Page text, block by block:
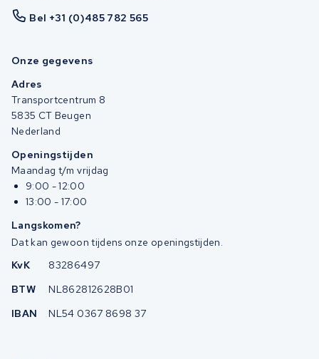
Bel +31 (0)485 782 565
Onze gegevens
Adres
Transportcentrum 8
5835 CT Beugen
Nederland
Openingstijden
Maandag t/m vrijdag
9:00 - 12:00
13:00 - 17:00
Langskomen?
Dat kan gewoon tijdens onze openingstijden.
KvK
83286497
BTW
NL862812628B01
IBAN
NL54 0367 8698 37